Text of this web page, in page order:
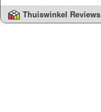
Thuiswinkel Reviews